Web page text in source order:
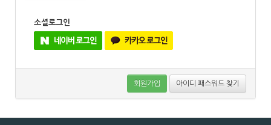
소셜로그인
회원가입 아이디 패스워드 찾기